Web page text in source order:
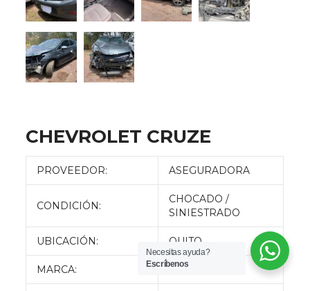
CHEVROLET CRUZE
PROVEEDOR: ASEGURADORA
CONDICIÓN:
CHOCADO /
SINIESTRADO
UBICACIÓN: QUITO
MARCA: CHEVROLET
Necesitas ayuda?
Escríbenos